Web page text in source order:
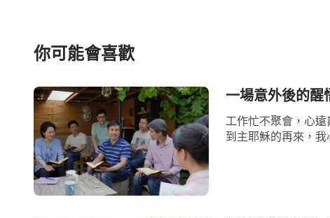
憐憫，其實質就是在強迫主、要求主按著咱的
禱告的時候都得擺對位置，不能一味地要求主
去尋求主的心意。就像約伯經歷試煉時，滿山
刻間約伯失去了萬貫家產和所有的兒女，這突
伯聽到這些消息，沒有禱告神趕緊挪去這些災
你可能會喜歡
一場意外後的醒
工作忙不聚會，心
到主耶穌的再來，